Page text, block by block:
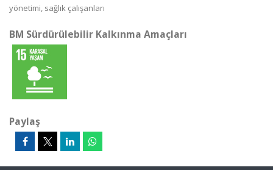
yönetimi, sağlık çalışanları
BM Sürdürülebilir Kalkınma Amaçları
Paylaş